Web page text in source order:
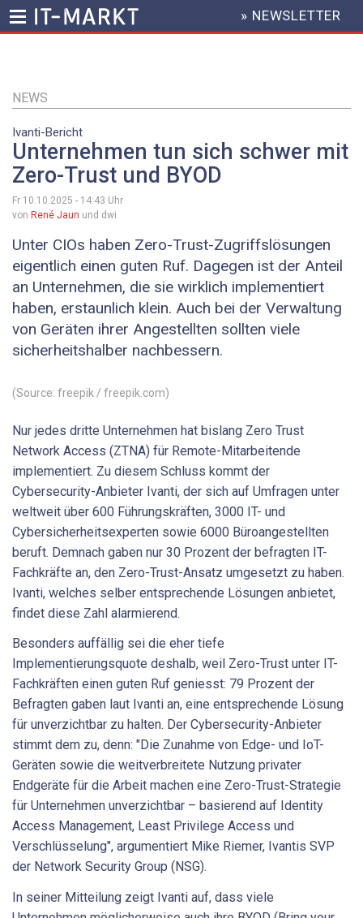
Inhalt
HEADER
MENU
» NEWSLETTER
NEWS
Ivanti-Bericht
Unternehmen tun sich schwer mit
Zero-Trust und BYOD
Fr 10.10.2025 - 14:43 Uhr
von René Jaun und dwi
Unter CIOs haben Zero-Trust-Zugriffslösungen
eigentlich einen guten Ruf. Dagegen ist der Anteil
an Unternehmen, die sie wirklich implementiert
haben, erstaunlich klein. Auch bei der Verwaltung
von Geräten ihrer Angestellten sollten viele
sicherheitshalber nachbessern.
(Source: freepik / freepik.com)
Nur jedes dritte Unternehmen hat bislang Zero Trust
Network Access (ZTNA) für Remote-Mitarbeitende
implementiert. Zu diesem Schluss kommt der
Cybersecurity-Anbieter Ivanti, der sich auf Umfragen unter
weltweit über 600 Führungskräften, 3000 IT- und
Cybersicherheitsexperten sowie 6000 Büroangestellten
beruft. Demnach gaben nur 30 Prozent der befragten IT-
Fachkräfte an, den Zero-Trust-Ansatz umgesetzt zu haben.
Ivanti, welches selber entsprechende Lösungen anbietet,
findet diese Zahl alarmierend.
Besonders auffällig sei die eher tiefe
Implementierungsquote deshalb, weil Zero-Trust unter IT-
Fachkräften einen guten Ruf geniesst: 79 Prozent der
Befragten gaben laut Ivanti an, eine entsprechende Lösung
für unverzichtbar zu halten. Der Cybersecurity-Anbieter
stimmt dem zu, denn: "Die Zunahme von Edge- und IoT-
Geräten sowie die weitverbreitete Nutzung privater
Endgeräte für die Arbeit machen eine Zero-Trust-Strategie
für Unternehmen unverzichtbar – basierend auf Identity
Access Management, Least Privilege Access und
Verschlüsselung", argumentiert Mike Riemer, Ivantis SVP
der Network Security Group (NSG).
In seiner Mitteilung zeigt Ivanti auf, dass viele